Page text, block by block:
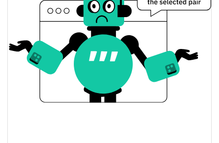
Dünkü Değişim 0.09%
Bitcoin Fiyat Geçmişi
7g Düşük/7g Yüksek
$0,018405152 /